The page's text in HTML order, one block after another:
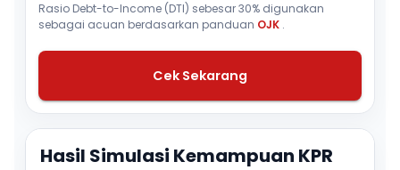
Rasio Debt-to-Income (DTI) sebesar 30% digunakan
sebagai acuan berdasarkan panduan OJK .
Cek Sekarang
Hasil Simulasi Kemampuan KPR